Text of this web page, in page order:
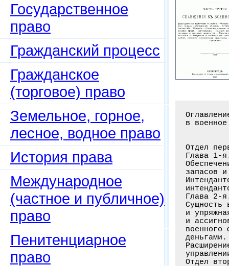
Государственное
право
Гражданский процесс
Гражданское
(торговое) право
Земельное, горное,
лесное, водное право
История права
Международное
(частное и публичное)
право
Пенитенциарное
право
Оглавление книги: Военное хозяйство: Курс Интендантской академии. Снабжения
в военное время. Ч. 3 / Макшеев Ф.А. - Петроград: Тип. П. Усова, 1915. - 628 с.


Отдел первый. Подготовка к войне
Глава 1-я. Значение и сущность подготовки к войне
Обеспечение личным составом. - Образование и размещение материальных
запасов и средств. - Подготовка организации и тактики снабжений
Интендантское изучение вероятных театров войны. - Составление плана
интендантских снабжений на случай войны. - Подготовка подвоза . . . . . . . 1-19
Глава 2-я. Приведение армии на военное положение (мобилизация)
Сущность вопроса. - История его. - Наши военно-конская, военно-повозочная
и упряжная повинности. - Военно-автомобильная повинность. - Назначение
и ассигнование денег на мобилизацию и на войну (образование и расходование
военного фонда). Мобилизация отдельных частей войск и обеспечение их
деньгами. - Мобилизация полевых интендантских управлений и заведений
Расширение технических интендантских заведений. - Положение о полевом
управлении войск . . . . . . . . . . . . . . . . . . . . . . . . . . . . . 20-50
Отдел второй. Основы снабжений
Глава 3-я. Способы и